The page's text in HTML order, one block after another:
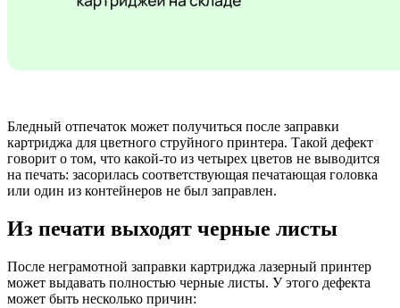
Бледный отпечаток может получиться после заправки
картриджа для цветного струйного принтера. Такой дефект
говорит о том, что какой-то из четырех цветов не выводится
на печать: засорилась соответствующая печатающая головка
или один из контейнеров не был заправлен.
Из печати выходят черные листы
После неграмотной заправки картриджа лазерный принтер
может выдавать полностью черные листы. У этого дефекта
может быть несколько причин: